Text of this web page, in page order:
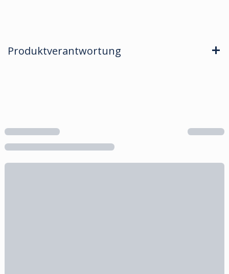
Produktverantwortung